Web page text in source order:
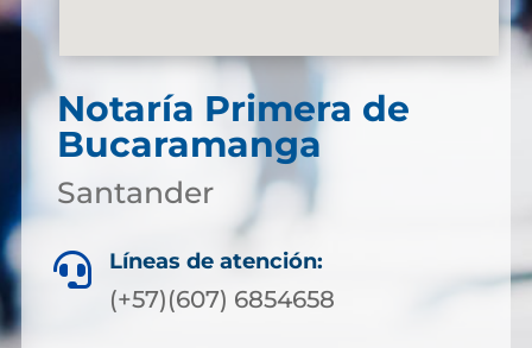
Notaría Primera de
Bucaramanga
Santander
 Líneas de atención:
(+57)(607) 6854658